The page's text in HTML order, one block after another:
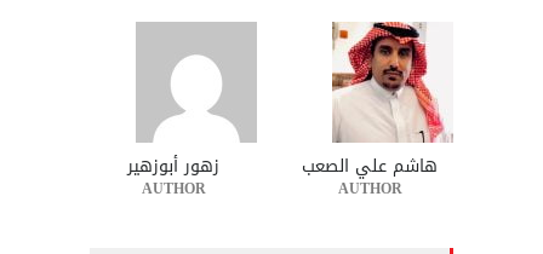
هاشم علي الصعب
AUTHOR
زهور أبوزهير
AUTHOR